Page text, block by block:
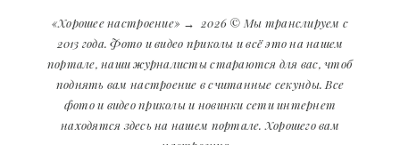
«Хорошее настроение» → 2026 © Мы транслируем с
2013 года. Фото и видео приколы и всё это на нашем
портале, наши журналисты стараются для вас, чтоб
поднять вам настроение в считанные секунды. Все
фото и видео приколы и новинки сети интернет
находятся здесь на нашем портале. Хорошего вам